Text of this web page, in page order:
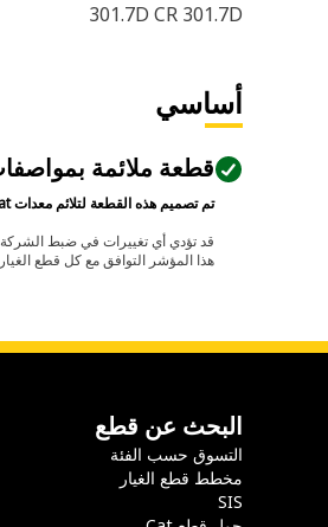
301.7D CR 301.7D
أساسي
قطعة ملائمة
تم تصميم هذه القطعة لتلائم معدات Cat لديك بناءً على مواصفات الشركة المصنعة.
هذا المؤشر التوافق مع كل قطع
البحث عن قطع
التسوق حسب الفئة
مخطط قطع الغيار
SIS